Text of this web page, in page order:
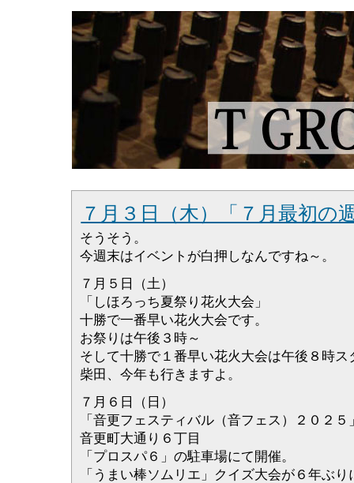
７月３日（木）「７月最初の
そうそう。
今週末はイベントが白押しなんですね～。
７月５日（土）
「しほろっち夏祭り花火大会」
十勝で一番早い花火大会です。
お祭りは午後３時～
そして十勝で１番早い花火大会は午後８時
柴田、今年も行きますよ。
７月６日（日）
「音更フェスティバル（音フェス）２０２５
音更町大通り６丁目
「プロスパ６」の駐車場にて開催。
「うまい棒ソムリエ」クイズ大会が６年ぶ